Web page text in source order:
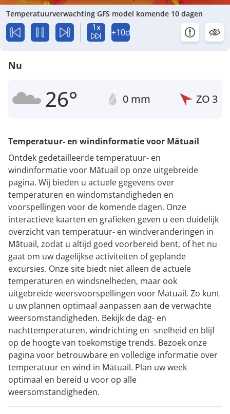
Temperatuurverwachting GFS model komende 10 dagen
1x +10d
Nu
26° 0 mm ZO3
Temperatuur- en windinformatie voor Mātuail
Ontdek gedetailleerde temperatuur- en
windinformatie voor Mātuail op onze uitgebreide
pagina. Wij bieden u actuele gegevens over
temperaturen en windomstandigheden en
voorspellingen voor de komende dagen. Onze
interactieve kaarten en grafieken geven u een duidelijk
overzicht van temperatuur- en windveranderingen in
Mātuail, zodat u altijd goed voorbereid bent, of het nu
gaat om uw dagelijkse activiteiten of geplande
excursies. Onze site biedt niet alleen de actuele
temperaturen en windsnelheden, maar ook
uitgebreide weersvoorspellingen voor Mātuail. Zo kunt
u uw plannen optimaal aanpassen aan de verwachte
weersomstandigheden. Bekijk de dag- en
nachttemperaturen, windrichting en -snelheid en blijf
op de hoogte van toekomstige trends. Bezoek onze
pagina voor betrouwbare en volledige informatie over
temperatuur en wind in Mātuail. Plan uw week
optimaal en bereid u voor op alle
weersomstandigheden.